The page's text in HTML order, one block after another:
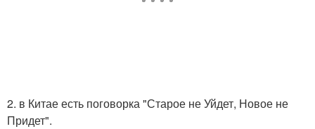
2. в Китае есть поговорка "Старое не Уйдет, Новое не
Придет".